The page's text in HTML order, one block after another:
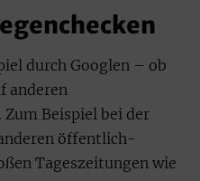
durch Googlen – ob
anderen
Beispiel bei der
öffentlich-
Tageszeitungen wie